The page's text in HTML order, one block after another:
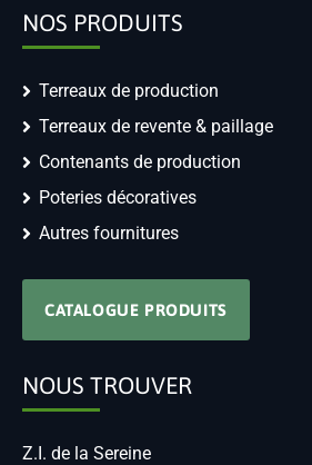
NOS PRODUITS
Terreaux de production
Terreaux de revente & paillage
Contenants de production
Poteries décoratives
Autres fournitures
CATALOGUE PRODUITS
NOUS TROUVER
Z.I. de la Sereine